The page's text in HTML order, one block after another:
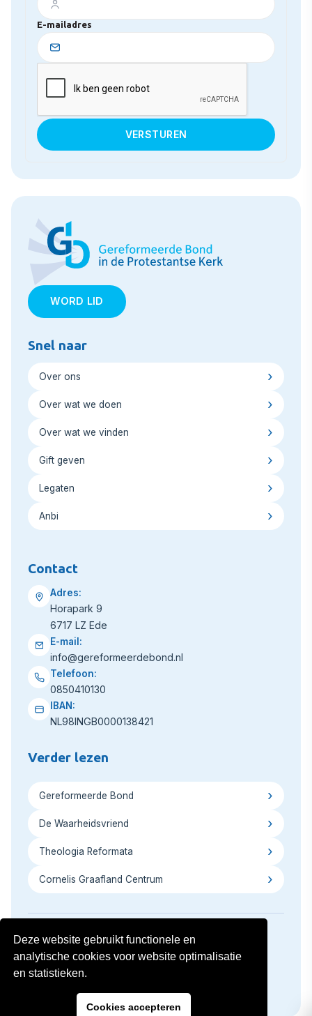
E-mailadres
WORD LID
Snel naar
Over ons
Over wat we doen
Over wat we vinden
Gift geven
Legaten
Anbi
Contact
Adres:
Horapark 9
6717 LZ Ede
E-mail:
info@gereformeerdebond.nl
Telefoon:
0850410130
IBAN:
NL98INGB0000138421
Verder lezen
Gereformeerde Bond
De Waarheidsvriend
Theologia Reformata
Cornelis Graafland Centrum
Copyright © 2026
Volg ons op social media:
Deze website gebruikt functionele en
analytische cookies voor website optimalisatie
en statistieken.
Cookies accepteren